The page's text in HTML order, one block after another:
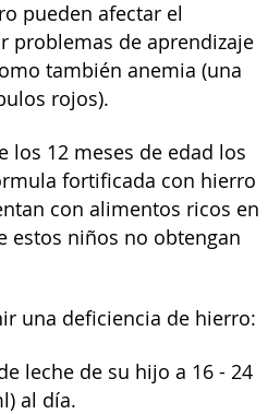
pueden afectar el
problemas de aprendizaje
también anemia (una
rojos).
los 12 meses de edad los
fortificada con hierro
con alimentos ricos en
estos niños no obtengan
una deficiencia de hierro:
leche de su hijo a 16 - 24
al día.